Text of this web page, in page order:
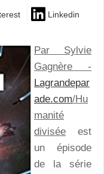
Linkedin
Par Sylvie
Gagnère -
Lagrandepar
ade.com/Hu
manité
divisée est
un épisode
de la série